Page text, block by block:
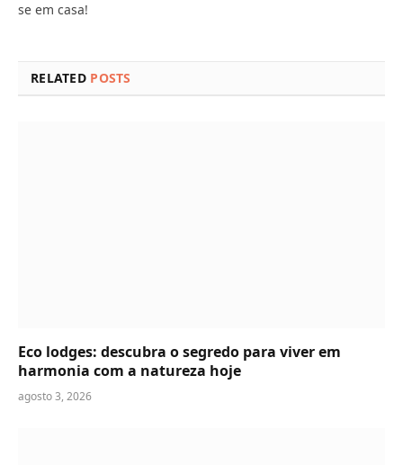
se em casa!
RELATED POSTS
Eco lodges: descubra o segredo para viver em
harmonia com a natureza hoje
agosto 3, 2026